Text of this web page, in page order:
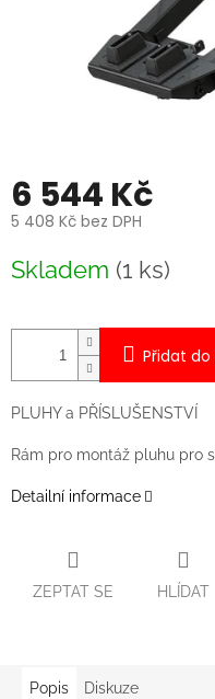
6 544 Kč
5 408 Kč bez DPH
cena:
Skladem (1 ks)
Přidat do
PLUHY a PŘÍSLUŠENSTVÍ
Rám pro montáž pluhu pro
Detailní informace
ZEPTAT SE HLÍDAT
Popis Diskuze